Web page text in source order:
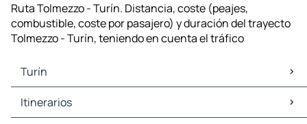
Ruta Tolmezzo - Turín. Distancia, coste (peajes,
combustible, coste por pasajero) y duración del trayecto
Tolmezzo - Turín, teniendo en cuenta el tráfico
Turín
Turín Mapas Planos
Turín Trafico
Itinerarios